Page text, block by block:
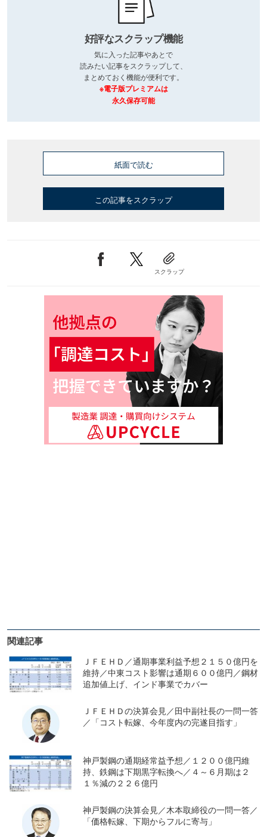
好評なスクラップ機能
気に入った記事やあとで
読みたい記事をスクラップして、
まとめておく機能が便利です。
※電子版プレミアムは
永久保存可能
紙面で読む
この記事をスクラップ
スクラップ
関連記事
ＪＦＥＨＤ／通期事業利益予想２１５０億円を
維持／中東コスト影響は通期６００億円／鋼材
追加値上げ、インド事業でカバー
ＪＦＥＨＤの決算会見／田中副社長の一問一答
／「コスト転嫁、今年度内の完遂目指す」
神戸製鋼の通期経常益予想／１２００億円維
持、鉄鋼は下期黒字転換へ／４～６月期は２
１％減の２２６億円
神戸製鋼の決算会見／木本取締役の一問一答／
「価格転嫁、下期からフルに寄与」